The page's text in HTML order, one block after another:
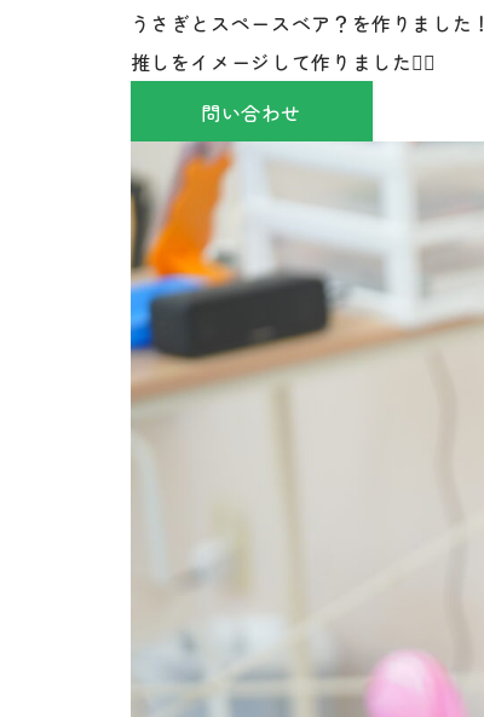
うさぎとスペースベア？を作りました！
推しをイメージして作りました✌🏻
問い合わせ